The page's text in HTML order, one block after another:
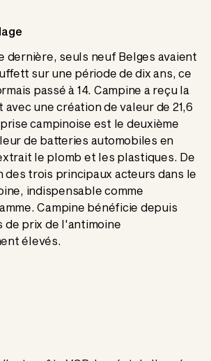
dernière, seuls neuf Belges avaient
sur une période de dix ans, ce
passé à 14. Campine a reçu la
une création de valeur de 21,6
campinoise est le deuxième
de batteries automobiles en
le plomb et les plastiques. De
trois principaux acteurs dans le
indispensable comme
Campine bénéficie depuis
de prix de l'antimoine
élevés.